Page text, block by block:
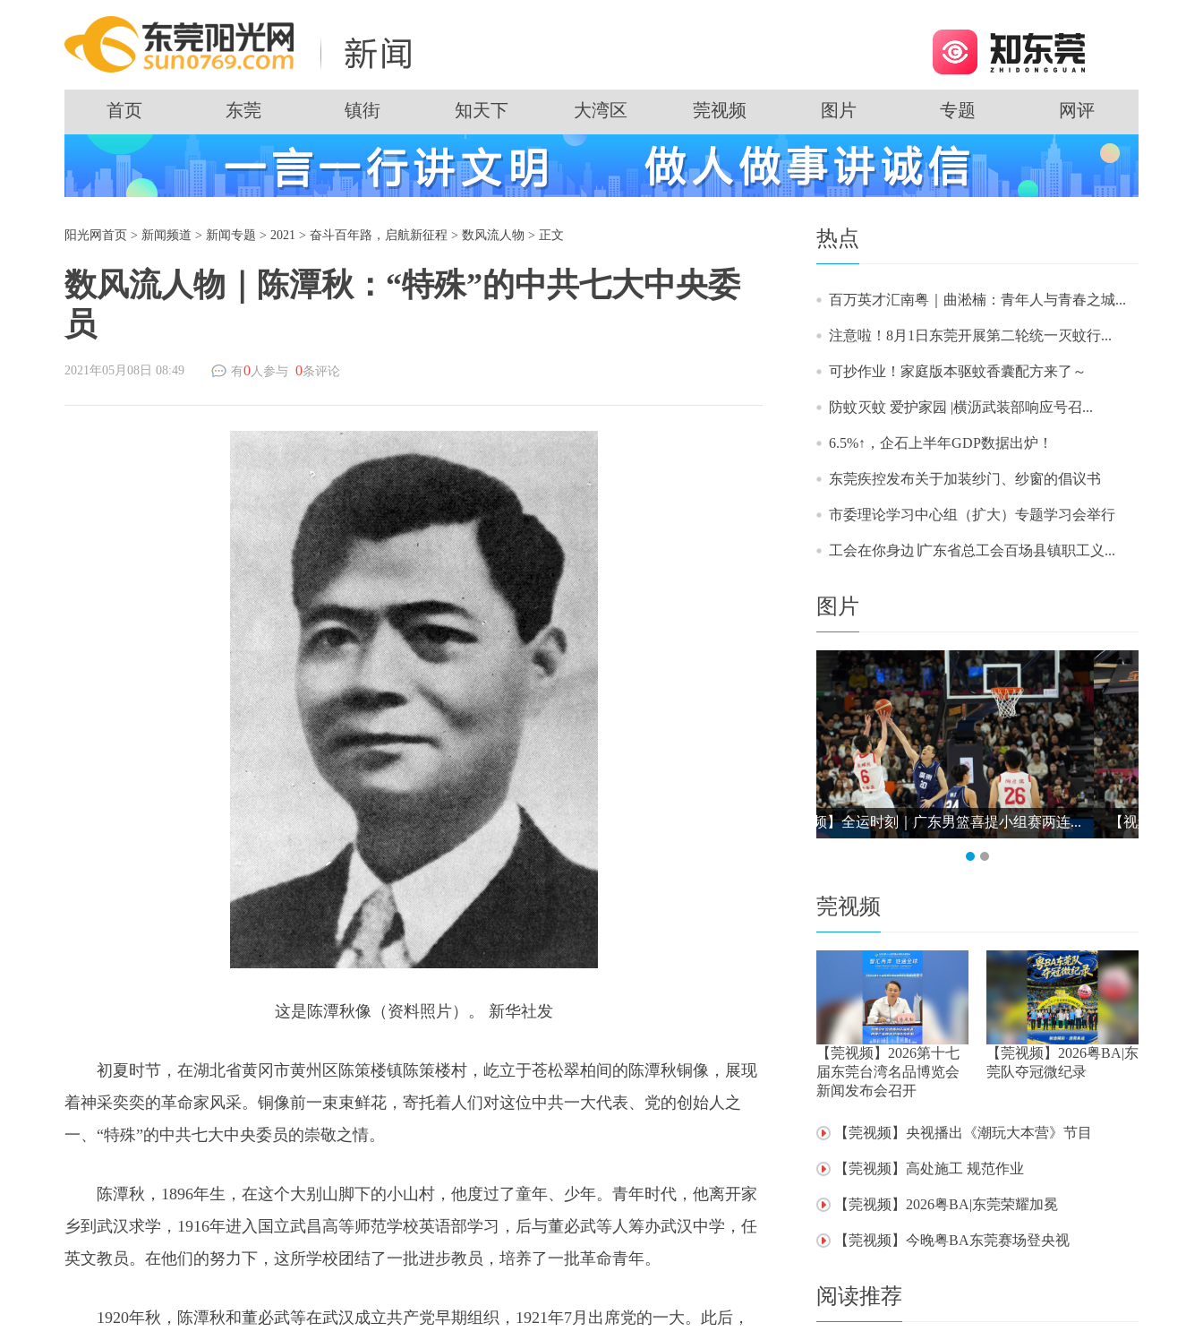
首页 东莞 镇街 知天下 大湾区 莞视频 图片 专题 网评
阳光网首页 > 新闻频道 > 新闻专题 > 2021 > 奋斗百年路，启航新征程 > 数风流人物 > 正文
数风流人物｜陈潭秋：“特殊”的中共七大中央委
员
2021年05月08日 08:49 有0人参与 0条评论
这是陈潭秋像（资料照片）。 新华社发
初夏时节，在湖北省黄冈市黄州区陈策楼镇陈策楼村，屹立于苍松翠柏间的陈潭秋铜像，展现
着神采奕奕的革命家风采。铜像前一束束鲜花，寄托着人们对这位中共一大代表、党的创始人之
一、“特殊”的中共七大中央委员的崇敬之情。
陈潭秋，1896年生，在这个大别山脚下的小山村，他度过了童年、少年。青年时代，他离开家
乡到武汉求学，1916年进入国立武昌高等师范学校英语部学习，后与董必武等人筹办武汉中学，任
英文教员。在他们的努力下，这所学校团结了一批进步教员，培养了一批革命青年。
1920年秋，陈潭秋和董必武等在武汉成立共产党早期组织，1921年7月出席党的一大。此后，
热点
百万英才汇南粤｜曲淞楠：青年人与青春之城...
注意啦！8月1日东莞开展第二轮统一灭蚊行...
可抄作业！家庭版本驱蚊香囊配方来了～
防蚊灭蚊 爱护家园 |横沥武装部响应号召...
6.5%↑，企石上半年GDP数据出炉！
东莞疾控发布关于加装纱门、纱窗的倡议书
市委理论学习中心组（扩大）专题学习会举行
工会在你身边∣广东省总工会百场县镇职工义...
图片
【视频】全运时刻｜广东男篮喜提小组赛两连...
莞视频
【莞视频】2026第十七
届东莞台湾名品博览会
新闻发布会召开
【莞视频】2026粤BA|东
莞队夺冠微纪录
【莞视频】央视播出《潮玩大本营》节目
【莞视频】高处施工 规范作业
【莞视频】2026粤BA|东莞荣耀加冕
【莞视频】今晚粤BA东莞赛场登央视
阅读推荐